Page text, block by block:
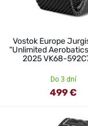
Vostok Europe
"Unlimited
2025 VK68-
Do 3 dní
499 €